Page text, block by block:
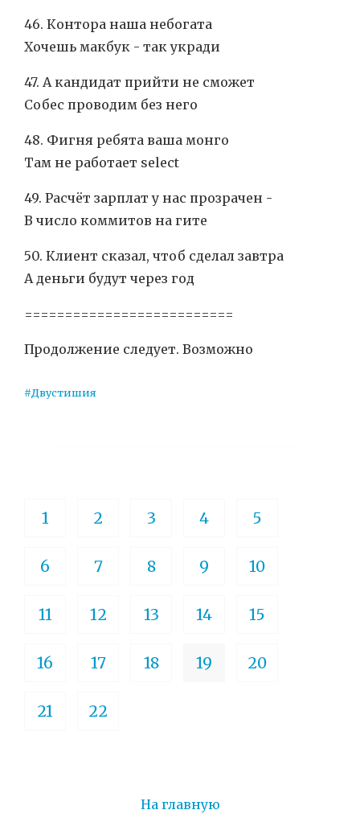
46. Контора наша небогата
Хочешь макбук - так укради
47. А кандидат прийти не сможет
Собес проводим без него
48. Фигня ребята ваша монго
Там не работает select
49. Расчёт зарплат у нас прозрачен -
В число коммитов на гите
50. Клиент сказал, чтоб сделал завтра
А деньги будут через год
==========================
Продолжение следует. Возможно
#Двустишия
1 2 3 4 5
6 7 8 9 10
11 12 13 14 15
16 17 18 19 20
21 22
На главную